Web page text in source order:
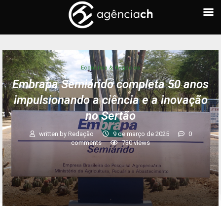
Economia & Negócios
Embrapa Semiárido completa 50 anos
impulsionando a ciência e a inovação
no Sertão
written by Redação 9 de março de 2025
0
comments
730views